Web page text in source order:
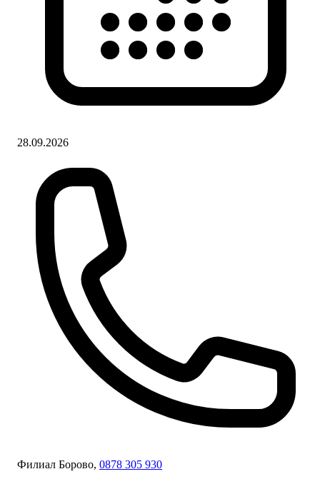
28.09.2026
Филиал Борово, 0878 305 930